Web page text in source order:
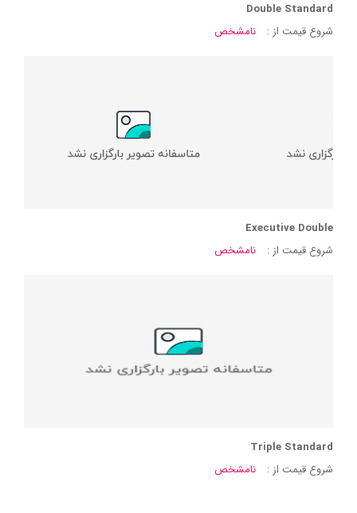
Double Standard
شروع قیمت از :
نامشخص
Executive Double
شروع قیمت از :
نامشخص
Triple Standard
شروع قیمت از :
نامشخص